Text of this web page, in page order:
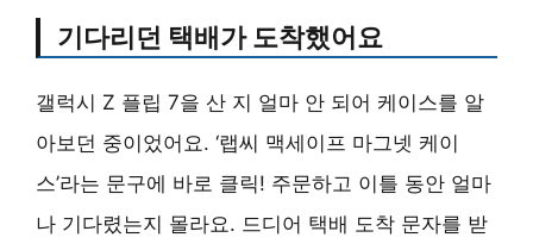
기다리던 택배가 도착했어요
갤럭시 Z 플립 7을 산 지 얼마 안 되어 케이스를 알
아보던 중이었어요. ‘랩씨 맥세이프 마그넷 케이
스’라는 문구에 바로 클릭! 주문하고 이틀 동안 얼마
나 기다렸는지 몰라요. 드디어 택배 도착 문자를 받